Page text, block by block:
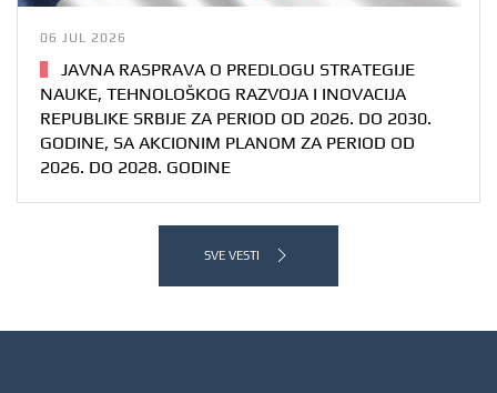
06 JUL 2026
JAVNA RASPRAVA O PREDLOGU STRATEGIJE
NAUKE, TEHNOLOŠKOG RAZVOJA I INOVACIJA
REPUBLIKE SRBIJE ZA PERIOD OD 2026. DO 2030.
GODINE, SA AKCIONIM PLANOM ZA PERIOD OD
2026. DO 2028. GODINE
SVE VESTI